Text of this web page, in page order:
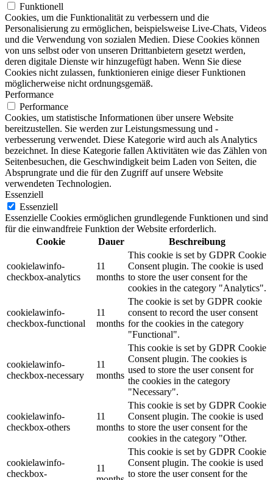
Funktionell
Cookies, um die Funktionalität zu verbessern und die
Personalisierung zu ermöglichen, beispielsweise Live-Chats, Videos
und die Verwendung von sozialen Medien. Diese Cookies können
von uns selbst oder von unseren Drittanbietern gesetzt werden,
deren digitale Dienste wir hinzugefügt haben. Wenn Sie diese
Cookies nicht zulassen, funktionieren einige dieser Funktionen
möglicherweise nicht ordnungsgemäß.
Performance
Performance
Cookies, um statistische Informationen über unsere Website
bereitzustellen. Sie werden zur Leistungsmessung und -
verbesserung verwendet. Diese Kategorie wird auch als Analytics
bezeichnet. In diese Kategorie fallen Aktivitäten wie das Zählen von
Seitenbesuchen, die Geschwindigkeit beim Laden von Seiten, die
Absprungrate und die für den Zugriff auf unsere Website
verwendeten Technologien.
Essenziell
Essenziell
Essenzielle Cookies ermöglichen grundlegende Funktionen und sind
für die einwandfreie Funktion der Website erforderlich.
Cookie
Dauer Beschreibung
cookielawinfo-
checkbox-analytics
11
months
This cookie is set by GDPR Cookie
Consent plugin. The cookie is used
to store the user consent for the
cookies in the category "Analytics".
cookielawinfo-
checkbox-functional
11
months
The cookie is set by GDPR cookie
consent to record the user consent
for the cookies in the category
"Functional".
cookielawinfo-
checkbox-necessary
11
months
This cookie is set by GDPR Cookie
Consent plugin. The cookies is
used to store the user consent for
the cookies in the category
"Necessary".
cookielawinfo-
checkbox-others
11
months
This cookie is set by GDPR Cookie
Consent plugin. The cookie is used
to store the user consent for the
cookies in the category "Other.
cookielawinfo-
checkbox-
11
This cookie is set by GDPR Cookie
Consent plugin. The cookie is used
to store the user consent for the